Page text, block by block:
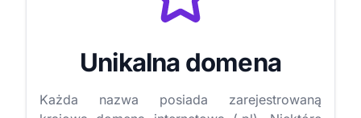
Unikalna domena
Każda nazwa posiada zarejestrowaną